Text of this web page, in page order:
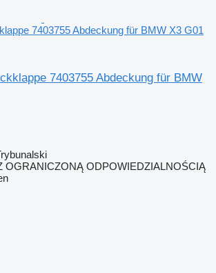
7403755 Abdeckung für BMW X3 G01
7403755 Abdeckung für BMW
OGRANICZONĄ ODPOWIEDZIALNOŚCIĄ